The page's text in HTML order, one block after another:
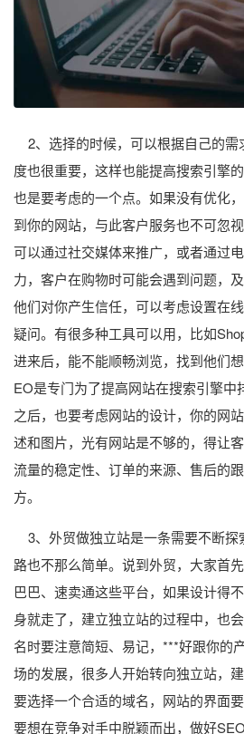
2、选择的时候，可以根据自己的需
度也很重要，这样也能提高搜索引擎
也是要考虑的一个点。如果没有优化
到你的网站，与此客户服务也不可忽
可以通过社交媒体来推广，或者通过
力，客户在购物时可能会遇到问题，
他们对你产生信任，可以考虑设置在
疑问。有很多种工具可以用，比如
进来后，能不能顺畅浏览，找到他们
EO是专门为了提高网站在搜索引擎中
之后，也要考虑网站的设计，你的网
述和图片，光有网站是不够的，得让
流量的稳定性、订单的来源、售后的
方。
3、外贸做独立站是一条需要不断探
路也不那么简单。说到外贸，大家首
巴巴、速卖通这些平台，如果设计得
身就走了，建立独立站的过程中，也
名时要注意简短、易记，***好跟你的
场的发展，很多人开始转向独立站，
要选择一个合适的域名，网站的界面
要想在竞争对手中脱颖而出，做好